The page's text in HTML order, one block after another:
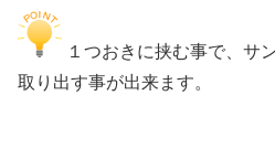
１つおきに挟む事で、サ
取り出す事が出来ます。